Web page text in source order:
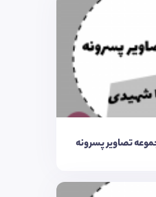
تصاویر پسرونه